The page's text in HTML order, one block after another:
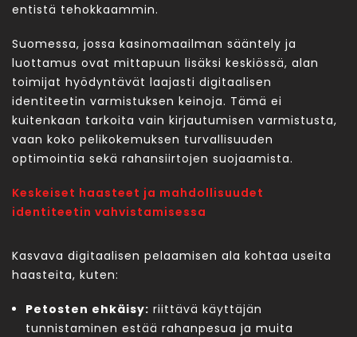
entistä tehokkaammin.
Suomessa, jossa kasinomaailman sääntely ja
luottamus ovat mittapuun lisäksi keskiössä, alan
toimijat hyödyntävät laajasti digitaalisen
identiteetin varmistuksen keinoja. Tämä ei
kuitenkaan tarkoita vain kirjautumisen varmistusta,
vaan koko pelikokemuksen turvallisuuden
optimointia sekä rahansiirtojen suojaamista.
Keskeiset haasteet ja mahdollisuudet
identiteetin vahvistamisessa
Kasvava digitaalisen pelaamisen ala kohtaa useita
haasteita, kuten:
Petosten ehkäisy: riittävä käyttäjän
tunnistaminen estää rahanpesua ja muita